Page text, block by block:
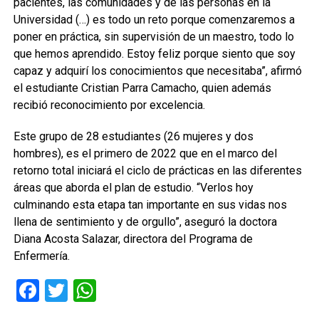
Universidad (…) es todo un reto porque comenzaremos a
poner en práctica, sin supervisión de un maestro, todo lo
que hemos aprendido. Estoy feliz porque siento que soy
capaz y adquirí los conocimientos que necesitaba”, afirmó
el estudiante Cristian Parra Camacho, quien además
recibió reconocimiento por excelencia.
Este grupo de 28 estudiantes (26 mujeres y dos
hombres), es el primero de 2022 que en el marco del
retorno total iniciará el ciclo de prácticas en las diferentes
áreas que aborda el plan de estudio. “Verlos hoy
culminando esta etapa tan importante en sus vidas nos
llena de sentimiento y de orgullo”, aseguró la doctora
Diana Acosta Salazar, directora del Programa de
Enfermería.
Facebook
TwitterWhatsApp